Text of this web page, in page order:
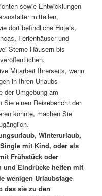
sowie Entwicklungen
mitteilen,
dort befindliche Hotels,
Ferienhäuser und
Sterne Häusern bis
Mitarbeit Ihrerseits, wenn
in Ihren Urlaubs-
der Umgebung am
Sie einen Reisebericht der
könnte, machen Sie
Winterurlaub,
mit Kind, oder als
Frühstück oder
und Eindrücke helfen mit
wenigen Urlaubstage
das sie zu den